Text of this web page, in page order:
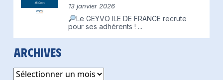
13 janvier 2026
Le GEYVO ILE DE FRANCE recrute
pour ses adhérents ! ...
Archives
Archives